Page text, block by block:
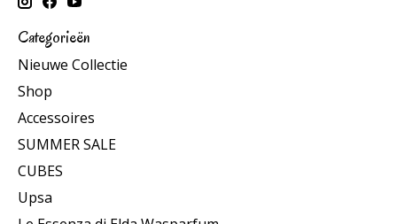
Categorieën
Nieuwe Collectie
Shop
Accessoires
SUMMER SALE
CUBES
Upsa